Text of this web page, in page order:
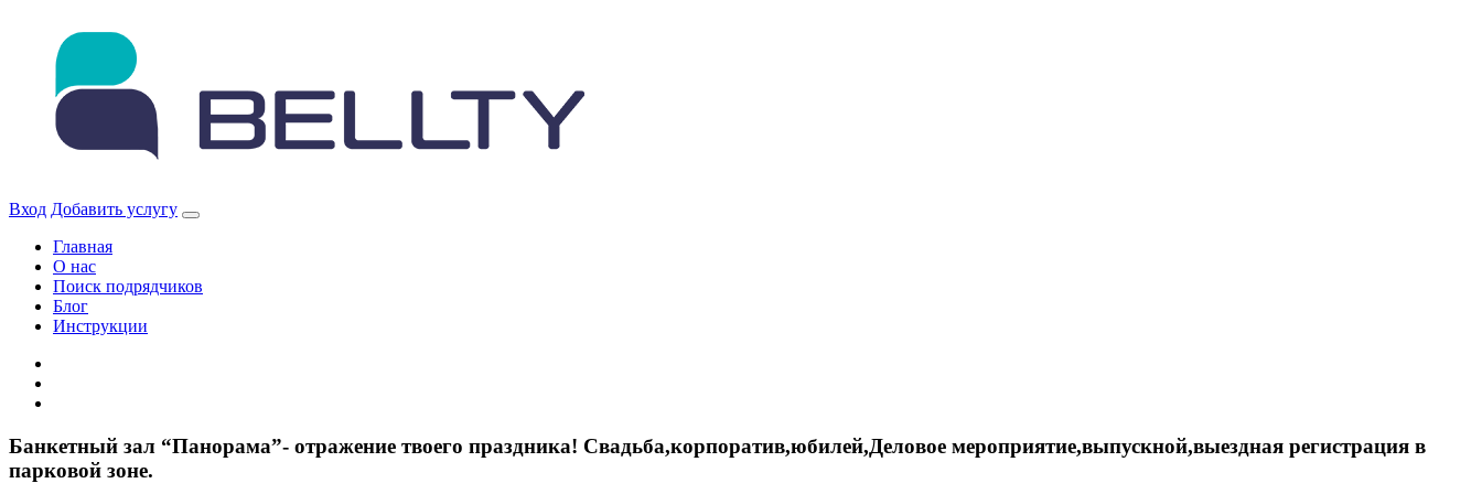
content
Вход Добавить услугу
Главная
О нас
Поиск подрядчиков
Блог
Инструкции
Банкетный зал “Панорама”- отражение твоего праздника! Свадьба,корпоратив,юбилей,Деловое мероприятие,выпускной,выездная регистрация в
парковой зоне.